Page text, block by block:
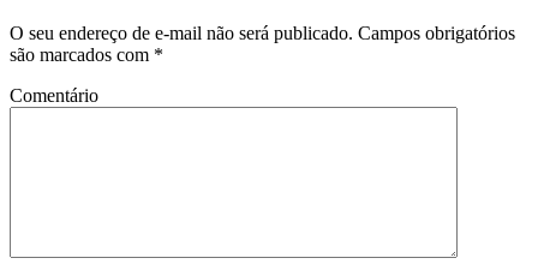
O seu endereço de e-mail não será publicado. Campos obrigatórios
são marcados com *
Comentário